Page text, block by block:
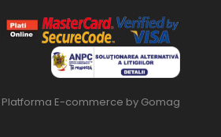
Platforma E-commerce by Gomag